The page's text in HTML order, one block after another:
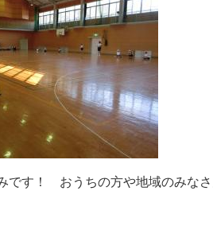
です！ おうちの方や地域のみなさ